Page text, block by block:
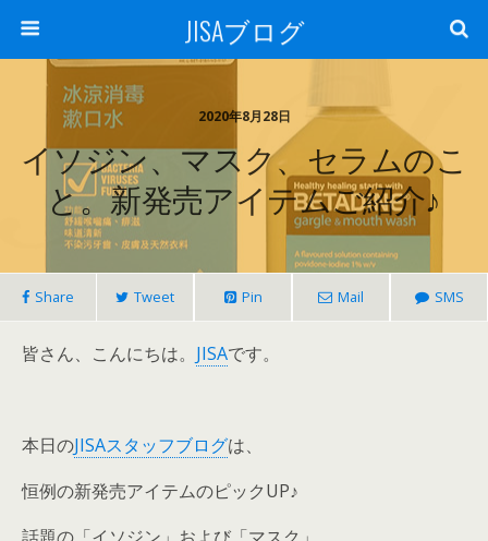
JISAブログ
2020年8月28日
イソジン、マスク、セラムのこ
と。新発売アイテムご紹介♪
Share Tweet Pin Mail SMS
皆さん、こんにちは。 JISAです。
本日のJISAスタッフブログは、
恒例の新発売アイテムのピックUP♪